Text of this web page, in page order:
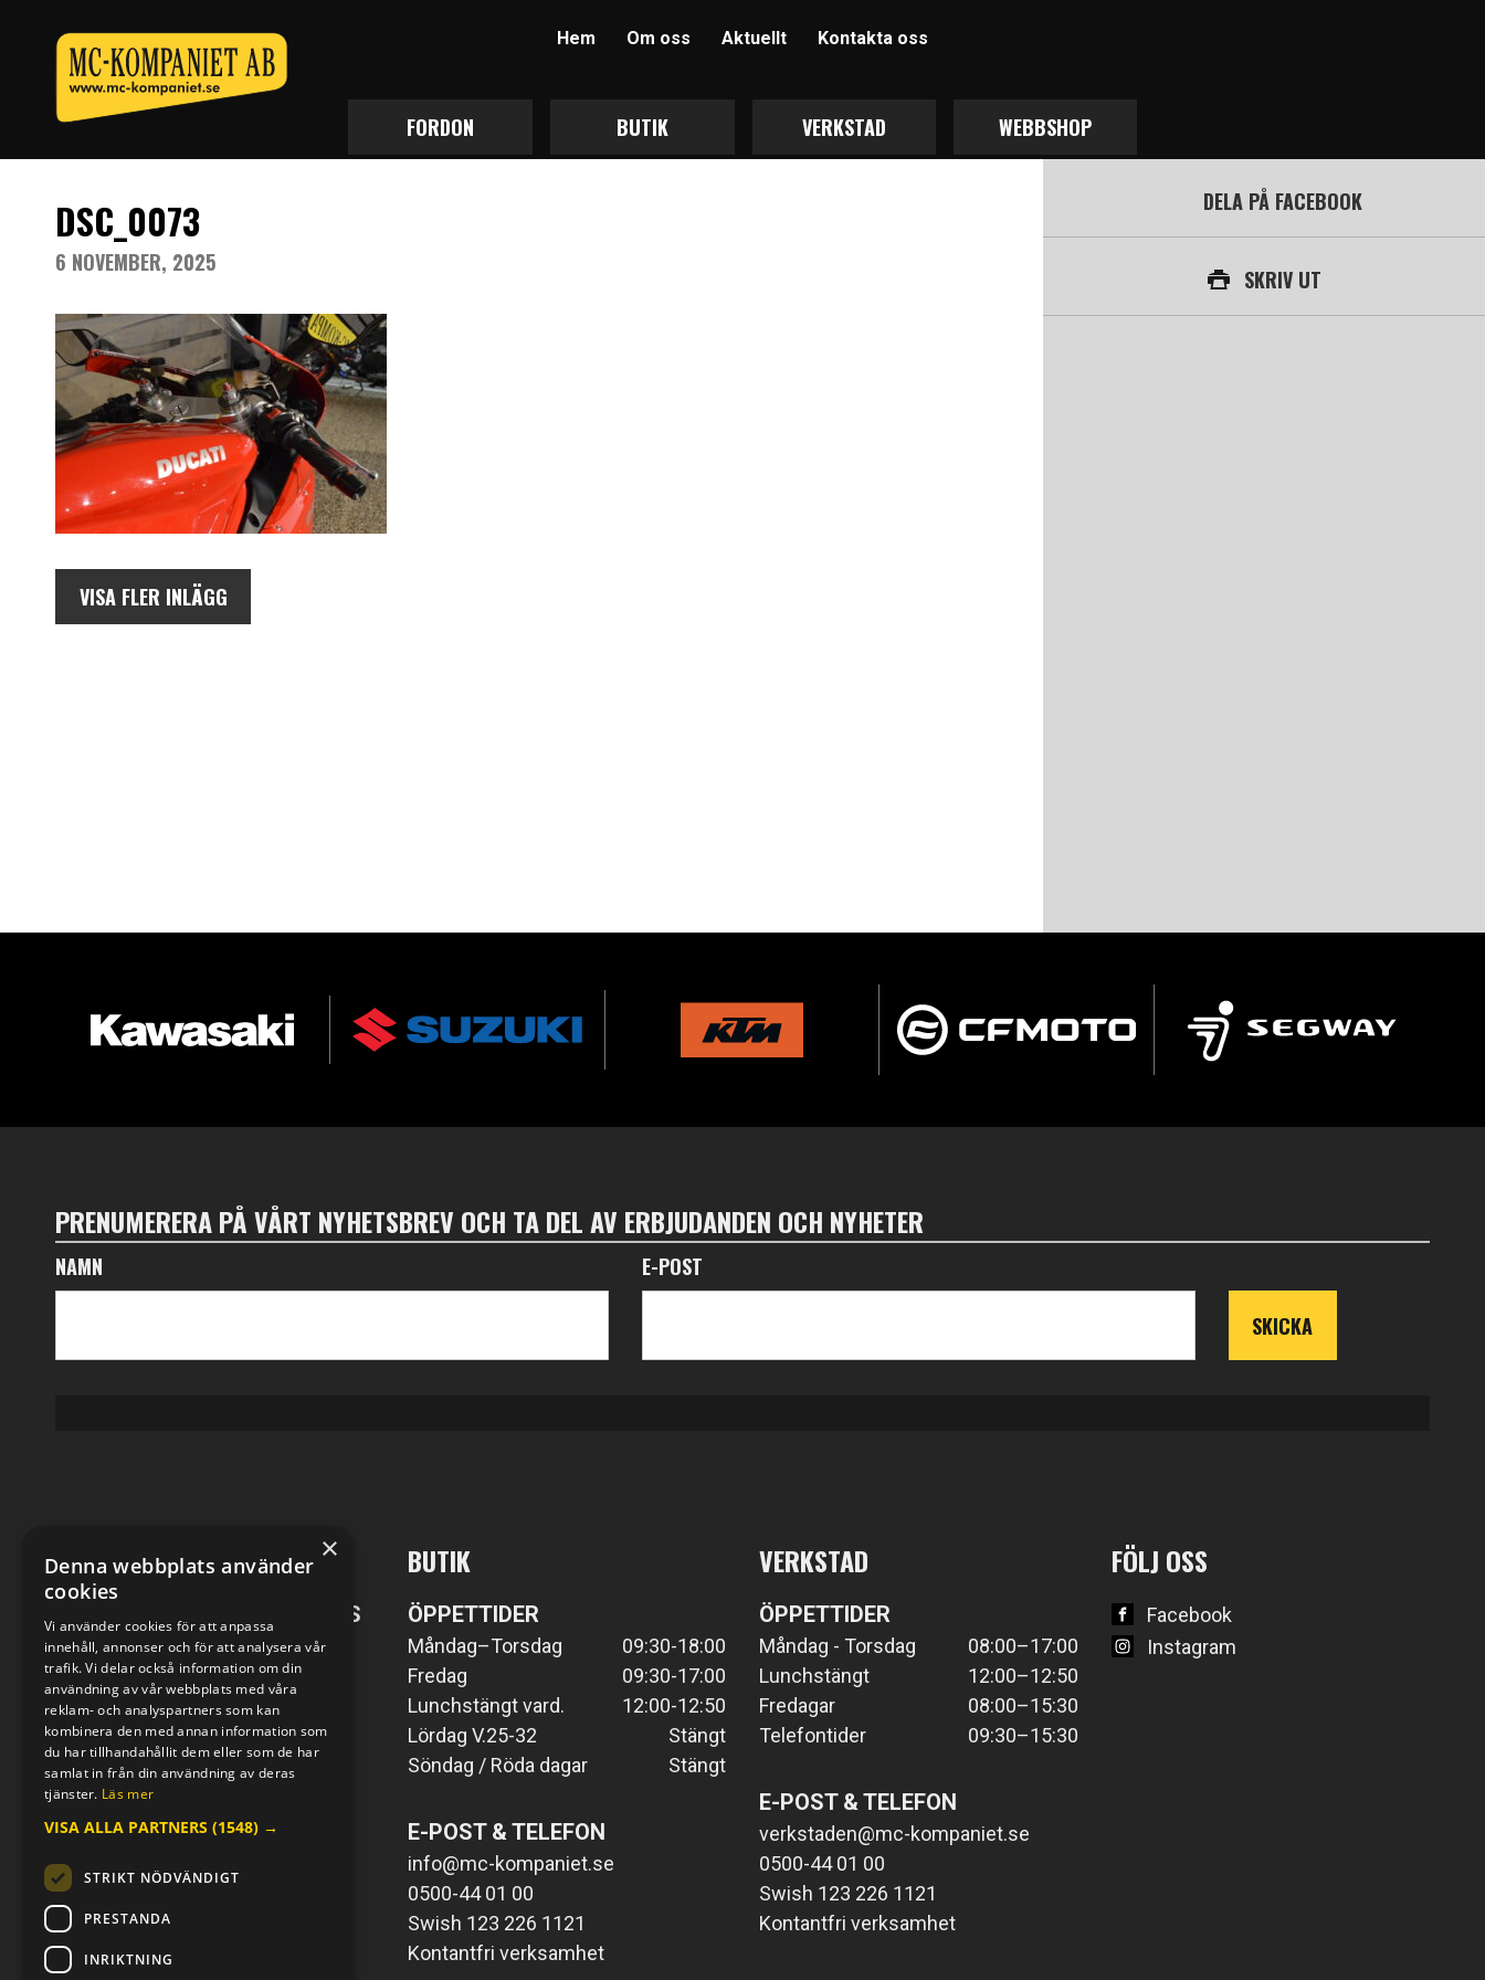
Hem Om oss Aktuellt Kontakta oss
FORDON BUTIK VERKSTAD WEBBSHOP
DSC_0073
6 NOVEMBER, 2025
VISA FLER INLÄGG
DELA PÅ FACEBOOK
SKRIV UT
AUKTORISERAD ÅTERFÖRSÄLJARE AV
PRENUMERERA PÅ VÅRT NYHETSBREV OCH TA DEL AV ERBJUDANDEN OCH NYHETER
NAMN E-POST
MC-KOMPANIET
POST- SAMT BESÖKSADRESS
MC-Kompaniet i Väring AB
Väringsvägen 1
549 76 Väring
E-POST & TELEFON
info@mc-kompaniet.se
0500-44 01 00
Swish 123 226 1121
Kontantfri verksamhet
BUTIK
ÖPPETTIDER
Måndag–Torsdag
09:30-18:00
Fredag
09:30-17:00
Lunchstängt vard.
12:00-12:50
Lördag V.25-32
Stängt
Söndag / Röda dagar
Stängt
E-POST & TELEFON
info@mc-kompaniet.se
0500-44 01 00
Swish 123 226 1121
Kontantfri verksamhet
VERKSTAD
ÖPPETTIDER
Måndag - Torsdag
08:00–17:00
Lunchstängt
12:00–12:50
Fredagar
08:00–15:30
Telefontider
09:30–15:30
E-POST & TELEFON
verkstaden@mc-kompaniet.se
0500-44 01 00
Swish 123 226 1121
Kontantfri verksamhet
FÖLJ OSS
Facebook
Instagram
×
Denna webbplats använder
cookies
Vi använder cookies för att anpassa
innehåll, annonser och för att analysera vår
trafik. Vi delar också information om din
användning av vår webbplats med våra
reklam- och analyspartners som kan
kombinera den med annan information som
du har tillhandahållit dem eller som de har
samlat in från din användning av deras
tjänster. Läs mer
VISA ALLA PARTNERS (1548) →
STRIKT NÖDVÄNDIGT
PRESTANDA
INRIKTNING